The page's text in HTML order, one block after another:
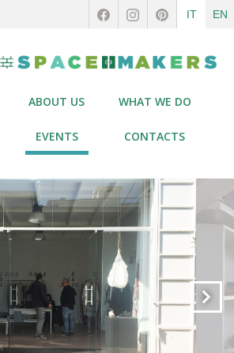
IT EN
ABOUT US WHAT WE DO
EVENTS CONTACTS